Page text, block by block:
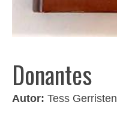
Donantes
Autor: Tess Gerristen